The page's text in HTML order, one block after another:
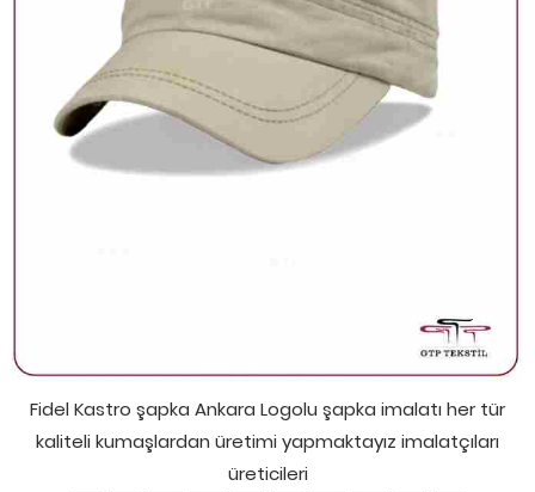
Fidel Kastro şapka Ankara Logolu şapka imalatı her tür
kaliteli kumaşlardan üretimi yapmaktayız imalatçıları
üreticileri